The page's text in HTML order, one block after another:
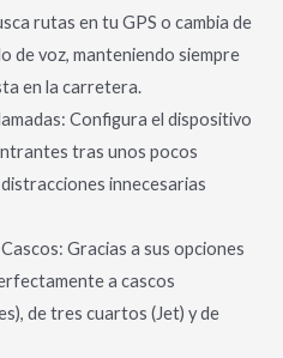
rutas en tu GPS o cambia de
de voz, manteniendo siempre
en la carretera.
Configura el dispositivo
tras unos pocos
innecesarias
Gracias a sus opciones
a cascos
de tres cuartos (Jet) y de